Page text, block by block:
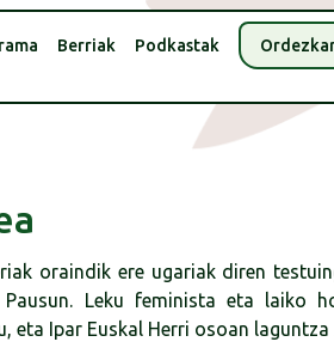
Berriak Podkastak
oraindik ere ugariak diren
Leku feminista eta laiko
eta Ipar Euskal Herri osoan